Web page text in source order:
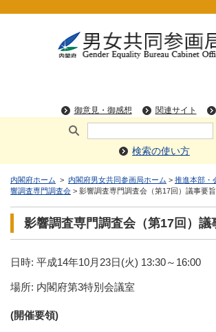
検索の使い方
内閣府ホーム > 内閣府男女共同参画局ホーム > 推進本部・
響調査専門調査会 > 影響調査専門調査会（第17回）議事要旨
影響調査専門調査会（第17回）議
日時: 平成14年10月23日(火) 13:30～16:00
場所: 内閣府第3特別会議室
(開催要領)